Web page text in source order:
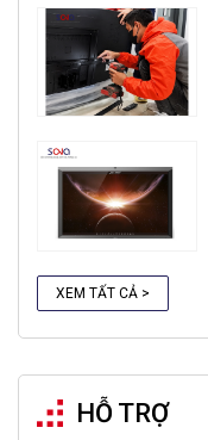
XEM TẤT CẢ >
HỖ TRỢ